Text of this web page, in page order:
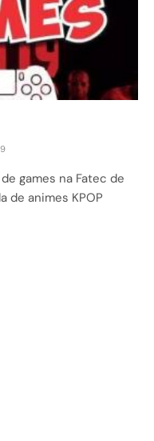
games na Fatec de
de animes KPOP